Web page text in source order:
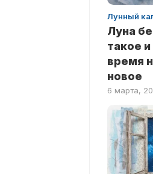
Лунный
Луна
такое
время
новое
6 марта,